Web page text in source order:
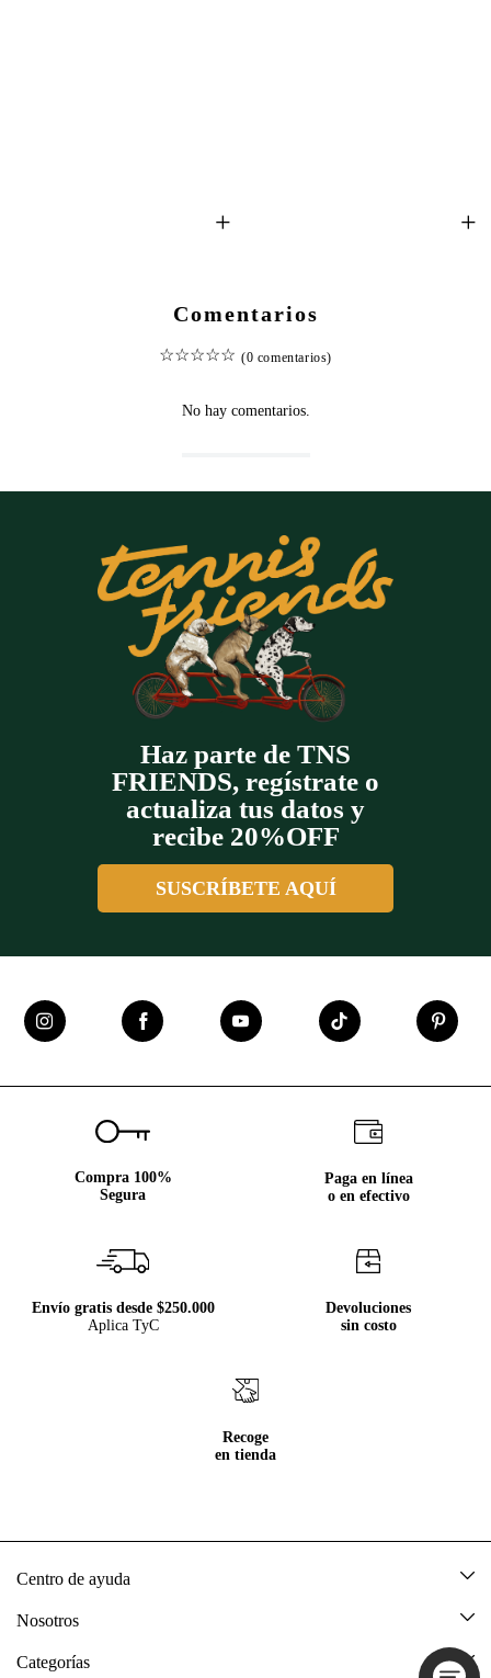
+ +
Comentarios
☆☆☆☆☆ (0 comentarios)
No hay comentarios.
Haz parte de TNS
FRIENDS, regístrate o
actualiza tus datos y
recibe 20%OFF
SUSCRÍBETE AQUÍ
Compra 100%
Segura
Paga en línea
o en efectivo
Envío gratis desde $250.000
Aplica TyC
Devoluciones
sin costo
Recoge
en tienda
Centro de ayuda
Mis pedidos
Nosotros
Acerca de Tennis
Categorías